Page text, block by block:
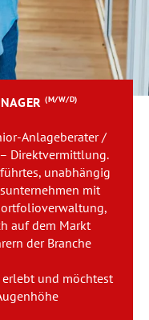
(M/W/D)
Anlageberater /
Direktvermittlung.
unabhängig
mit
auf dem Markt
der Branche
und möchtest